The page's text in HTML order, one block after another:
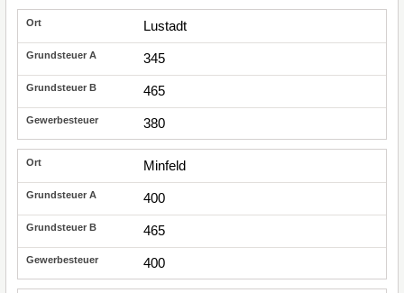
Lustadt
345
465
380
Minfeld
400
465
400